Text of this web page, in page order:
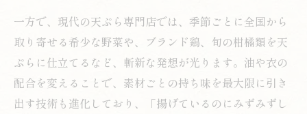
一方で、現代の天ぷら専門店では、季節ごとに全国から
取り寄せる希少な野菜や、ブランド鶏、旬の柑橘類を天
ぷらに仕立てるなど、斬新な発想が光ります。油や衣の
配合を変えることで、素材ごとの持ち味を最大限に引き
出す技術も進化しており、「揚げているのにみずみずし